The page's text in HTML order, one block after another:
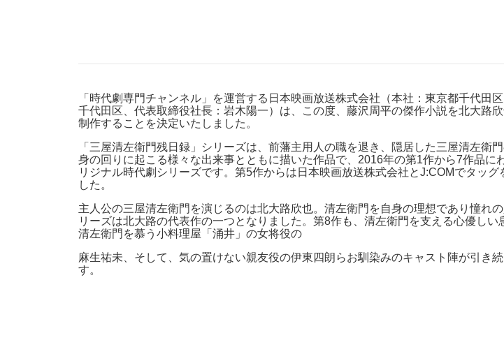
「時代劇専門チャンネル」を運営する日本映画放送株式会社（本社：東京都千代
千代田区、代表取締役社長：岩木陽一）は、この度、藤沢周平の傑作小説を北大路
制作することを決定いたしました。
「三屋清左衛門残日録」シリーズは、前藩主用人の職を退き、隠居した三屋清左衛門
身の回りに起こる様々な出来事とともに描いた作品で、2016年の第1作から7作品に
リジナル時代劇シリーズです。第5作からは日本映画放送株式会社とJ:COMでタッグ
した。
主人公の三屋清左衛門を演じるのは北大路欣也。清左衛門を自身の理想であり憧れ
リーズは北大路の代表作の一つとなりました。第8作も、清左衛門を支える心優しい
清左衛門を慕う小料理屋「涌井」の女将役の
麻生祐未、そして、気の置けない親友役の伊東四朗らお馴染みのキャスト陣が引き
す。